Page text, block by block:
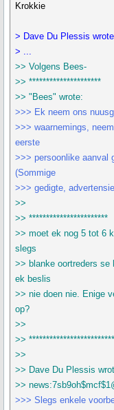
Krokkie
> Dave Du Plessis
> ...
>> Volgens Bees-
>> *********************
>> "Bees" wrote:
>>> Ek neem ons
>>> waarnemings,
eerste
>>> persoonlike aanval
(Sommige
>>> gedigte,
>>
>> ***********************
>> moet ek nog 5 tot 6
slegs
>> blanke oortreders se
ek beslis
>> nie doen nie. Enige
op?
>>
>>
>>
>> Dave Du Plessis
>>
>>> Slegs enkele